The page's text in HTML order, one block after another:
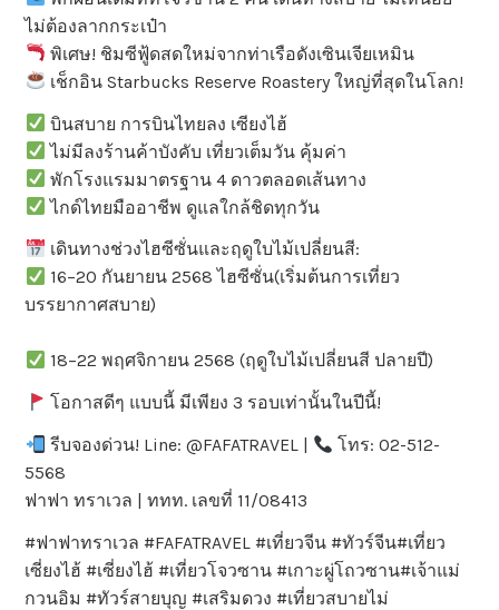
ไม่ต้องลากกระเป๋า
พิเศษ! ชิมซีฟู้ดสดใหม่จากท่าเรือดังเซินเจียเหมิน
เช็กอิน Starbucks Reserve Roastery ใหญ่ที่สุดในโลก!
บินสบาย การบินไทยลง เซียงไฮ้
ไม่มีลงร้านค้าบังคับ เที่ยวเต็มวัน คุ้มค่า
พักโรงแรมมาตรฐาน 4 ดาวตลอดเส้นทาง
ไกด์ไทยมืออาชีพ ดูแลใกล้ชิดทุกวัน
เดินทางช่วงไฮซีซั่นและฤดูใบไม้เปลี่ยนสี:
16–20 กันยายน 2568 ไฮซีซั่น(เริ่มต้นการเที่ยว
บรรยากาศสบาย)
18–22 พฤศจิกายน 2568 (ฤดูใบไม้เปลี่ยนสี ปลายปี)
โอกาสดีๆ แบบนี้ มีเพียง 3 รอบเท่านั้นในปีนี้!
รีบจองด่วน! Line: @FAFATRAVEL |
โทร: 02-512-
5568
ฟาฟา ทราเวล | ททท. เลขที่ 11/08413
#ฟาฟาทราเวล #FAFATRAVEL #เที่ยวจีน #ทัวร์จีน#เที่ยว
เซี่ยงไฮ้ #เซี่ยงไฮ้ #เที่ยวโจวซาน #เกาะผู่โถวซาน#เจ้าแม่
กวนอิม #ทัวร์สายบุญ #เสริมดวง #เที่ยวสบายไม่